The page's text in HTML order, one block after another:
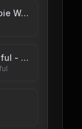
Selekta - Kyle Gordon ft. Albie Wobble, Trixie B & SIDEQUEST
Stunning, Gorgeous, Beautiful - goodchildrenpod